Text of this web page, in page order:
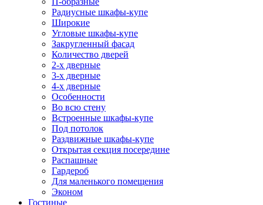
Радиусные шкафы-купе
Широкие
Угловые шкафы-купе
Закругленный фасад
Количество дверей
2-х дверные
3-х дверные
4-х дверные
Особенности
Во всю стену
Встроенные шкафы-купе
Под потолок
Раздвижные шкафы-купе
Открытая секция посередине
Распашные
Гардероб
Для маленького помещения
Эконом
Гостиные